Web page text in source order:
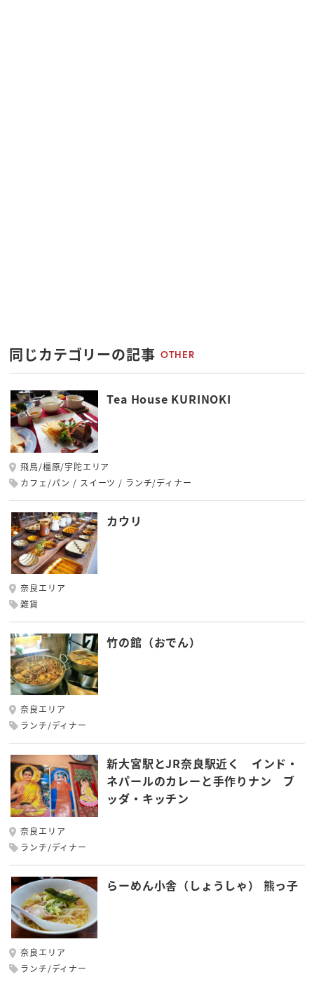
同じカテゴリーの記事 OTHER
Tea House KURINOKI
飛鳥/橿原/宇陀エリア
カフェ/パン
スイーツ ランチ/ディナー
カウリ
奈良エリア
雑貨
竹の館（おでん）
奈良エリア
ランチ/ディナー
新大宮駅とJR奈良駅近く インド・
ネパールのカレーと手作りナン ブ
ッダ・キッチン
奈良エリア
ランチ/ディナー
らーめん小舎（しょうしゃ） 熊っ子
奈良エリア
ランチ/ディナー